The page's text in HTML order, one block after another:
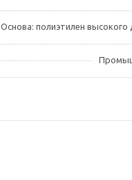
Основа: полиэтилен высокого